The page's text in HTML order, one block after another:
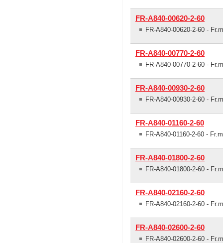
FR-A840-00620-2-60
FR-A840-00620-2-60 -
FR-A840-00770-2-60
FR-A840-00770-2-60 -
FR-A840-00930-2-60
FR-A840-00930-2-60 -
FR-A840-01160-2-60
FR-A840-01160-2-60 -
FR-A840-01800-2-60
FR-A840-01800-2-60 -
FR-A840-02160-2-60
FR-A840-02160-2-60 -
FR-A840-02600-2-60
FR-A840-02600-2-60 -